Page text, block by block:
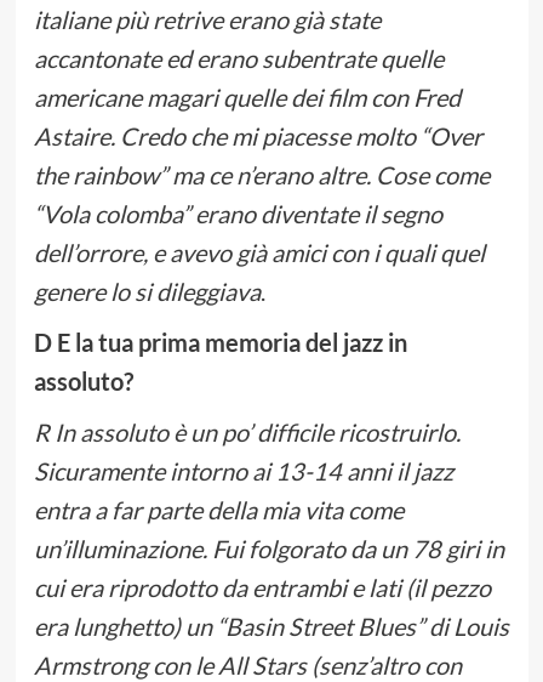
italiane più retrive erano già state
accantonate ed erano subentrate quelle
americane magari quelle dei film con Fred
Astaire. Credo che mi piacesse molto “Over
the rainbow” ma ce n’erano altre. Cose come
“Vola colomba” erano diventate il segno
dell’orrore, e avevo già amici con i quali quel
genere lo si dileggiava.
D E la tua prima memoria del jazz in
assoluto?
R In assoluto è un po’ difficile ricostruirlo.
Sicuramente intorno ai 13-14 anni il jazz
entra a far parte della mia vita come
un’illuminazione. Fui folgorato da un 78 giri in
cui era riprodotto da entrambi e lati (il pezzo
era lunghetto) un “Basin Street Blues” di Louis
Armstrong con le All Stars (senz’altro con